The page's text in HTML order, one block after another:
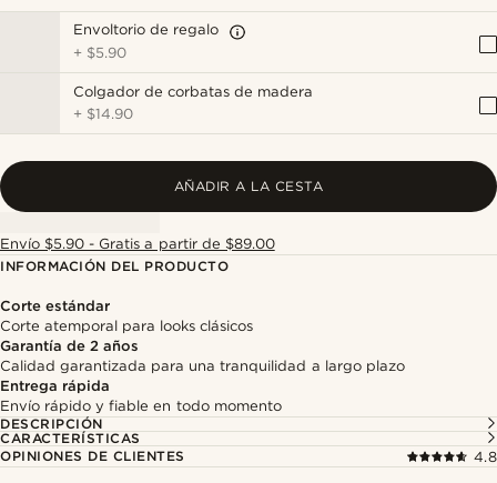
Envoltorio de regalo
+ $5.90
Colgador de corbatas de madera
+ $14.90
AÑADIR A LA CESTA
Envío $5.90 - Gratis a partir de $89.00
INFORMACIÓN DEL PRODUCTO
Corte estándar
Corte atemporal para looks clásicos
Garantía de 2 años
Calidad garantizada para una tranquilidad a largo plazo
Entrega rápida
Envío rápido y fiable en todo momento
DESCRIPCIÓN
CARACTERÍSTICAS
OPINIONES DE CLIENTES
4.8